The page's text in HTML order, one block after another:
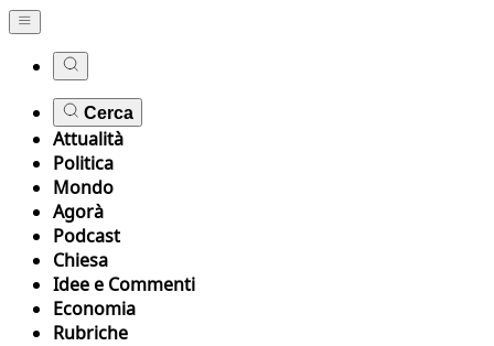
Cerca
Attualità
Politica
Mondo
Agorà
Podcast
Chiesa
Idee e Commenti
Economia
Rubriche